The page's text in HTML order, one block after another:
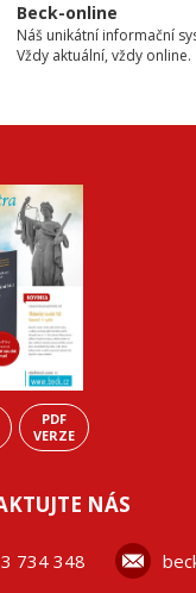
Beck-online
Náš unikátní informační
Vždy aktuální, vždy online.
PDF
VERZE
NÁS
734 348